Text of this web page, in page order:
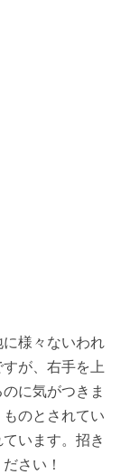
様々ないわれ
が、右手を上
に気がつきま
のとされてい
います。招き
さい！